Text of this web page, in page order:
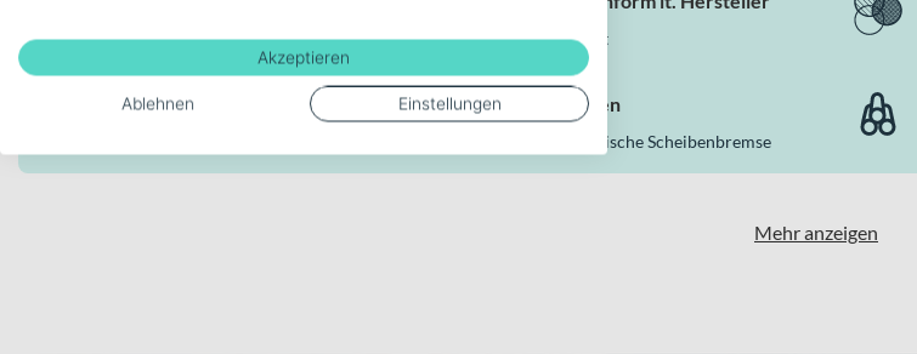
Spark RC SL Diamant
Schaltungstyp Bremsen
Hydraulische Scheibenbremse
Mehr anzeigen
Akzeptieren
Ablehnen Einstellungen